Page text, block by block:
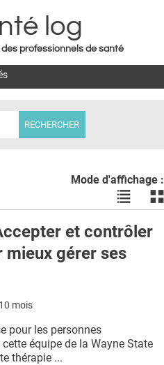
navigation
log
professionnels de santé
Mode d'affichage :
Voir
les
en
liste
les
et contrôler
mieux gérer ses
mois
pour les personnes
équipe de la Wayne State
thérapie ...